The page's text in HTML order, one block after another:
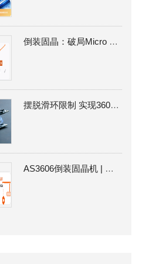
倒装固晶：破局Micro LED MIP 量产良率瓶颈的核心制程
摆脱滑环限制 实现360°连续旋转通信|卓兴SpinBus360 EtherCAT无线传输
AS3606倒装固晶机 | 实现芯片零顶伤 突破Micro LED MIP量产困局